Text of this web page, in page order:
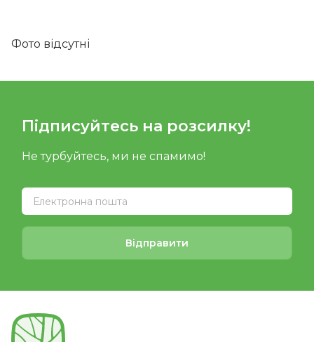
Фото відсутні
Підписуйтесь на розсилку!
Не турбуйтесь, ми не спамимо!
Відправити